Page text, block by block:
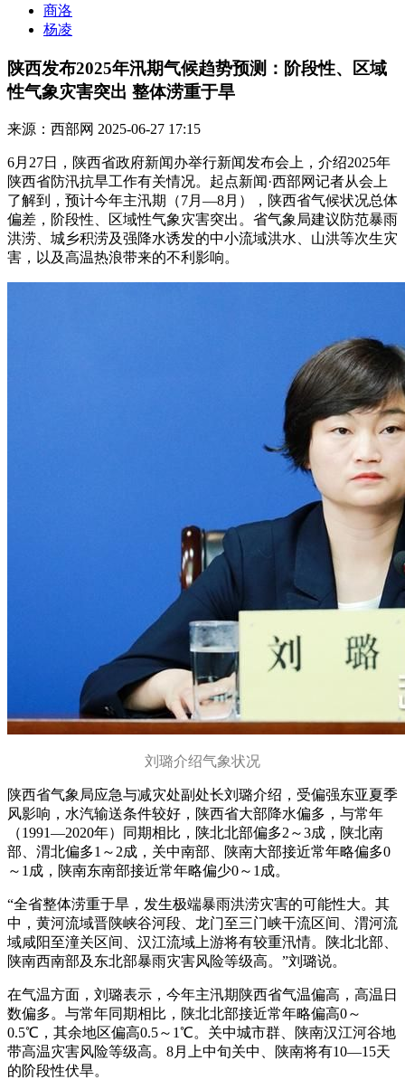
商洛
杨凌
陕西发布2025年汛期气候趋势预测：阶段性、区域
性气象灾害突出 整体涝重于旱
来源：西部网 2025-06-27 17:15
6月27日，陕西省政府新闻办举行新闻发布会上，介绍2025年
陕西省防汛抗旱工作有关情况。起点新闻·西部网记者从会上
了解到，预计今年主汛期（7月—8月），陕西省气候状况总体
偏差，阶段性、区域性气象灾害突出。省气象局建议防范暴雨
洪涝、城乡积涝及强降水诱发的中小流域洪水、山洪等次生灾
害，以及高温热浪带来的不利影响。
刘璐介绍气象状况
陕西省气象局应急与减灾处副处长刘璐介绍，受偏强东亚夏季
风影响，水汽输送条件较好，陕西省大部降水偏多，与常年
（1991—2020年）同期相比，陕北北部偏多2～3成，陕北南
部、渭北偏多1～2成，关中南部、陕南大部接近常年略偏多0
～1成，陕南东南部接近常年略偏少0～1成。
“全省整体涝重于旱，发生极端暴雨洪涝灾害的可能性大。其
中，黄河流域晋陕峡谷河段、龙门至三门峡干流区间、渭河流
域咸阳至潼关区间、汉江流域上游将有较重汛情。陕北北部、
陕南西南部及东北部暴雨灾害风险等级高。”刘璐说。
在气温方面，刘璐表示，今年主汛期陕西省气温偏高，高温日
数偏多。与常年同期相比，陕北北部接近常年略偏高0～
0.5℃，其余地区偏高0.5～1℃。关中城市群、陕南汉江河谷地
带高温灾害风险等级高。8月上中旬关中、陕南将有10—15天
的阶段性伏旱。